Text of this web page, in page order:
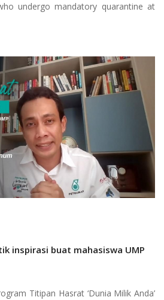
undergo mandatory quarantine at
inspirasi buat mahasiswa UMP
Titipan Hasrat ‘Dunia Milik Anda’